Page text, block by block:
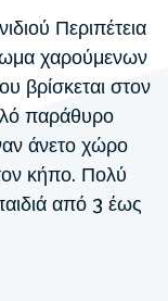
Περιπέτεια
χαρούμενων
βρίσκεται στον
παράθυρο
άνετο χώρο
κήπο. Πολύ
από 3 έως